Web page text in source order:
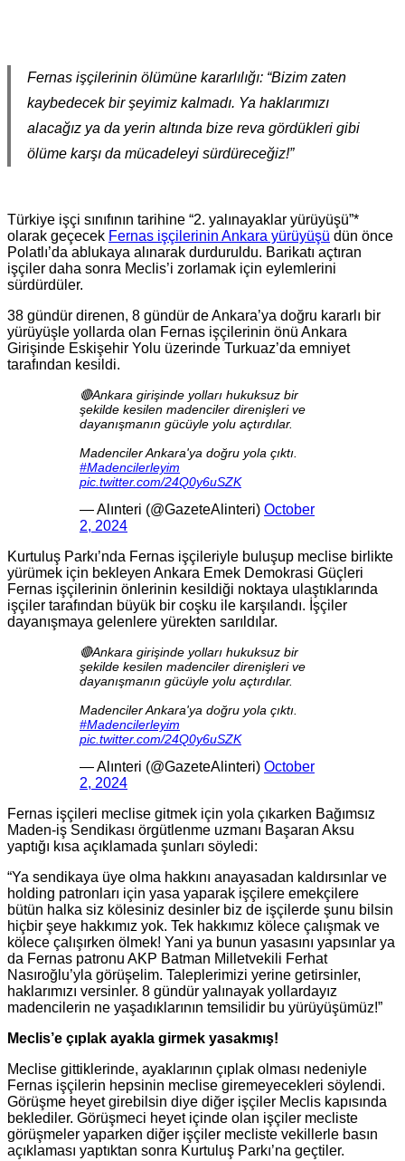
Fernas işçilerinin ölümüne kararlılığı: “Bizim zaten
kaybedecek bir şeyimiz kalmadı. Ya haklarımızı
alacağız ya da yerin altında bize reva gördükleri gibi
ölüme karşı da mücadeleyi sürdüreceğiz!”
Türkiye işçi sınıfının tarihine “2. yalınayaklar yürüyüşü”*
olarak geçecek Fernas işçilerinin Ankara yürüyüşü dün önce
Polatlı’da ablukaya alınarak durduruldu. Barikatı açtıran
işçiler daha sonra Meclis’i zorlamak için eylemlerini
sürdürdüler.
38 gündür direnen, 8 gündür de Ankara’ya doğru kararlı bir
yürüyüşle yollarda olan Fernas işçilerinin önü Ankara
Girişinde Eskişehir Yolu üzerinde Turkuaz’da emniyet
tarafından kesildi.
🔴Ankara girişinde yolları hukuksuz bir
şekilde kesilen madenciler direnişleri ve
dayanışmanın gücüyle yolu açtırdılar.
Madenciler Ankara'ya doğru yola çıktı.
#Madencilerleyim
pic.twitter.com/24Q0y6uSZK
— Alınteri (@GazeteAlinteri) October
2, 2024
Kurtuluş Parkı’nda Fernas işçileriyle buluşup meclise birlikte
yürümek için bekleyen Ankara Emek Demokrasi Güçleri
Fernas işçilerinin önlerinin kesildiği noktaya ulaştıklarında
işçiler tarafından büyük bir coşku ile karşılandı. İşçiler
dayanışmaya gelenlere yürekten sarıldılar.
🔴Ankara girişinde yolları hukuksuz bir
şekilde kesilen madenciler direnişleri ve
dayanışmanın gücüyle yolu açtırdılar.
Madenciler Ankara'ya doğru yola çıktı.
#Madencilerleyim
pic.twitter.com/24Q0y6uSZK
— Alınteri (@GazeteAlinteri) October
2, 2024
Fernas işçileri meclise gitmek için yola çıkarken Bağımsız
Maden-iş Sendikası örgütlenme uzmanı Başaran Aksu
yaptığı kısa açıklamada şunları söyledi:
“Ya sendikaya üye olma hakkını anayasadan kaldırsınlar ve
holding patronları için yasa yaparak işçilere emekçilere
bütün halka siz kölesiniz desinler biz de işçilerde şunu bilsin
hiçbir şeye hakkımız yok. Tek hakkımız kölece çalışmak ve
kölece çalışırken ölmek! Yani ya bunun yasasını yapsınlar ya
da Fernas patronu AKP Batman Milletvekili Ferhat
Nasıroğlu’yla görüşelim. Taleplerimizi yerine getirsinler,
haklarımızı versinler. 8 gündür yalınayak yollardayız
madencilerin ne yaşadıklarının temsilidir bu yürüyüşümüz!”
Meclis’e çıplak ayakla girmek yasakmış!
Meclise gittiklerinde, ayaklarının çıplak olması nedeniyle
Fernas işçilerin hepsinin meclise giremeyecekleri söylendi.
Görüşme heyet girebilsin diye diğer işçiler Meclis kapısında
beklediler. Görüşmeci heyet içinde olan işçiler mecliste
görüşmeler yaparken diğer işçiler mecliste vekillerle basın
açıklaması yaptıktan sonra Kurtuluş Parkı’na geçtiler.